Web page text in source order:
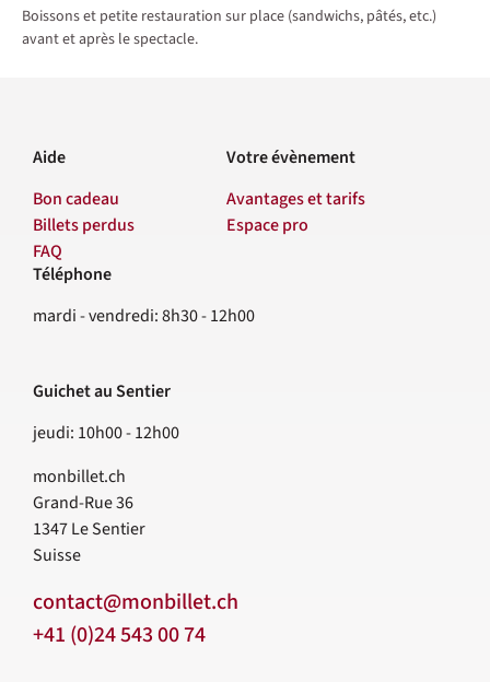
Boissons et petite restauration sur place (sandwichs, pâtés, etc.)
avant et après le spectacle.
Aide
Bon cadeau
Billets perdus
FAQ
Votre évènement
Avantages et tarifs
Espace pro
Contact
Téléphone
mardi - vendredi: 8h30 - 12h00
Guichet au Sentier
jeudi: 10h00 - 12h00
monbillet.ch
Grand-Rue 36
1347Le Sentier
Suisse
contact@monbillet.ch
+41 (0)24 543 00 74